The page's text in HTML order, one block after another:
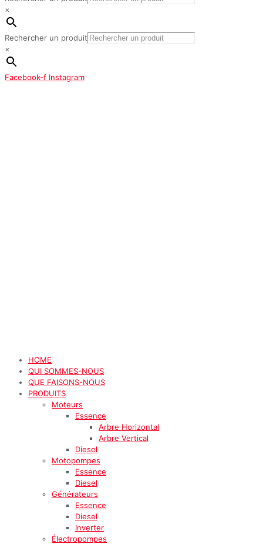
×
Rechercher un produit
×
Facebook-f Instagram
HOME
QUI SOMMES-NOUS
QUE FAISONS-NOUS
PRODUITS
Moteurs
Essence
Arbre Horizontal
Arbre Vertical
Diesel
Motopompes
Essence
Diesel
Générateurs
Essence
Diesel
Inverter
Électropompes